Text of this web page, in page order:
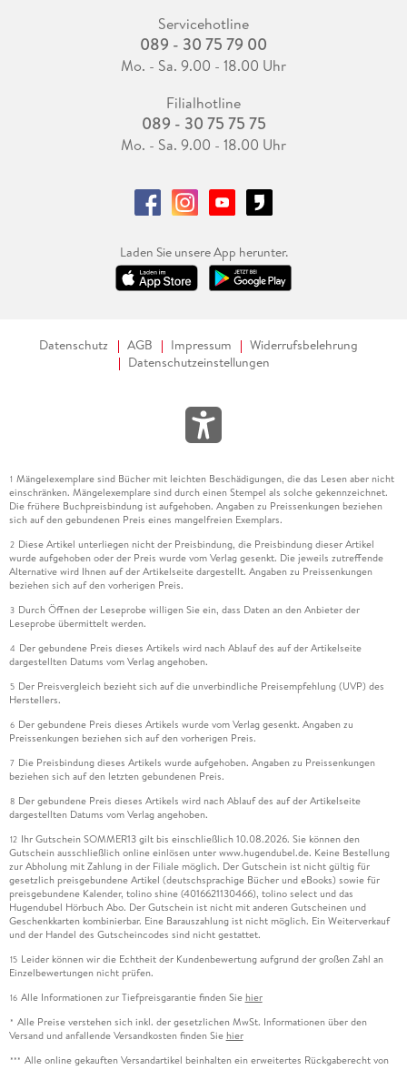
Servicehotline
089 - 30 75 79 00
Mo. - Sa. 9.00 - 18.00 Uhr
Filialhotline
089 - 30 75 75 75
Mo. - Sa. 9.00 - 18.00 Uhr
Laden Sie unsere App herunter.
Datenschutz AGB Impressum
Widerrufsbelehrung
Datenschutzeinstellungen
1 Mängelexemplare sind Bücher mit leichten Beschädigungen, die das Lesen aber nicht
einschränken. Mängelexemplare sind durch einen Stempel als solche gekennzeichnet.
Die frühere Buchpreisbindung ist aufgehoben. Angaben zu Preissenkungen beziehen
sich auf den gebundenen Preis eines mangelfreien Exemplars.
2 Diese Artikel unterliegen nicht der Preisbindung, die Preisbindung dieser Artikel
wurde aufgehoben oder der Preis wurde vom Verlag gesenkt. Die jeweils zutreffende
Alternative wird Ihnen auf der Artikelseite dargestellt. Angaben zu Preissenkungen
beziehen sich auf den vorherigen Preis.
3 Durch Öffnen der Leseprobe willigen Sie ein, dass Daten an den Anbieter der
Leseprobe übermittelt werden.
4 Der gebundene Preis dieses Artikels wird nach Ablauf des auf der Artikelseite
dargestellten Datums vom Verlag angehoben.
5 Der Preisvergleich bezieht sich auf die unverbindliche Preisempfehlung (UVP) des
Herstellers.
6 Der gebundene Preis dieses Artikels wurde vom Verlag gesenkt. Angaben zu
Preissenkungen beziehen sich auf den vorherigen Preis.
7 Die Preisbindung dieses Artikels wurde aufgehoben. Angaben zu Preissenkungen
beziehen sich auf den letzten gebundenen Preis.
8 Der gebundene Preis dieses Artikels wird nach Ablauf des auf der Artikelseite
dargestellten Datums vom Verlag angehoben.
12 Ihr Gutschein SOMMER13 gilt bis einschließlich 10.08.2026. Sie können den
Gutschein ausschließlich online einlösen unter www.hugendubel.de. Keine Bestellung
zur Abholung mit Zahlung in der Filiale möglich. Der Gutschein ist nicht gültig für
gesetzlich preisgebundene Artikel (deutschsprachige Bücher und eBooks) sowie für
preisgebundene Kalender, tolino shine (4016621130466), tolino select und das
Hugendubel Hörbuch Abo. Der Gutschein ist nicht mit anderen Gutscheinen und
Geschenkkarten kombinierbar. Eine Barauszahlung ist nicht möglich. Ein Weiterverkauf
und der Handel des Gutscheincodes sind nicht gestattet.
15 Leider können wir die Echtheit der Kundenbewertung aufgrund der großen Zahl an
Einzelbewertungen nicht prüfen.
16 Alle Informationen zur Tiefpreisgarantie finden Sie hier
* Alle Preise verstehen sich inkl. der gesetzlichen MwSt. Informationen über den
Versand und anfallende Versandkosten finden Sie hier
*** Alle online gekauften Versandartikel beinhalten ein erweitertes Rückgaberecht von